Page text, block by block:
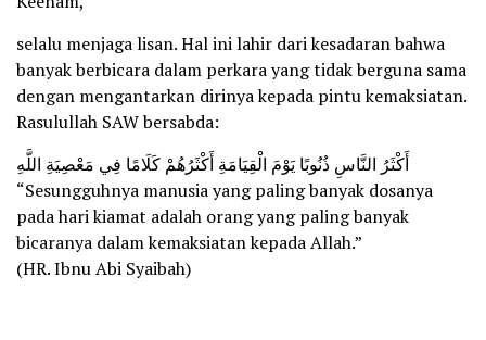
selalu menjaga lisan. Hal ini lahir dari kesadaran bahwa
banyak berbicara dalam perkara yang tidak berguna sama
dengan mengantarkan dirinya kepada pintu kemaksiatan.
Rasulullah SAW bersabda:
أَكْثَرُ النَّاسِ ذُنُوبًا يَوْمَ الْقِيَامَةِ أَكْثَرُهُمْ كَلَامًا فِي مَعْصِيَةِ اللَّهِ
“Sesungguhnya manusia yang paling banyak dosanya
pada hari kiamat adalah orang yang paling banyak
bicaranya dalam kemaksiatan kepada Allah.”
(HR. Ibnu Abi Syaibah)